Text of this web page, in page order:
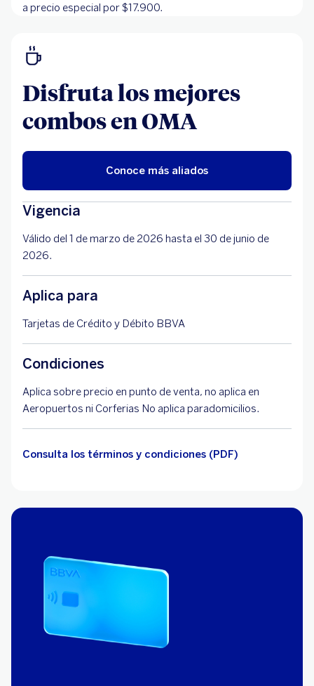
a precio especial por $17.900.
Disfruta los mejores
combos en OMA
Conoce más aliados
Vigencia
Válido del 1 de marzo de 2026 hasta el 30 de junio de
2026.
Aplica para
Tarjetas de Crédito y Débito BBVA
Condiciones
Aplica sobre precio en punto de venta, no aplica en
Aeropuertos ni Corferias No aplica paradomicilios.
Consulta los términos y condiciones (PDF)